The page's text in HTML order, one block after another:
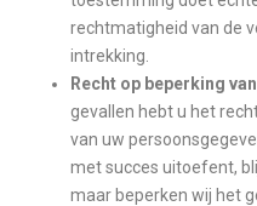
rechtmatigheid van de
intrekking.
Recht op beperking
gevallen hebt u het
van uw
met succes uitoefent,
maar beperken wij het